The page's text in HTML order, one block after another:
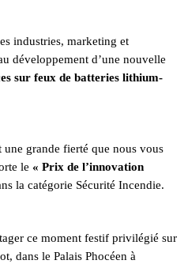
industries, marketing et
développement d’une nouvelle
sur feux de batteries lithium-
une grande fierté que nous vous
le « Prix de l’innovation
la catégorie Sécurité Incendie.
ce moment festif privilégié sur
, dans le Palais Phocéen à